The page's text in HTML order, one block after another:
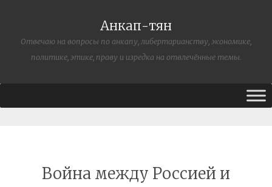
Анкап-тян
Отвечаю на вопросы по анкапу, либертарианству, экономике,
политике, этике, праву и изредка на отвлечённые темы.
Война между Россией и